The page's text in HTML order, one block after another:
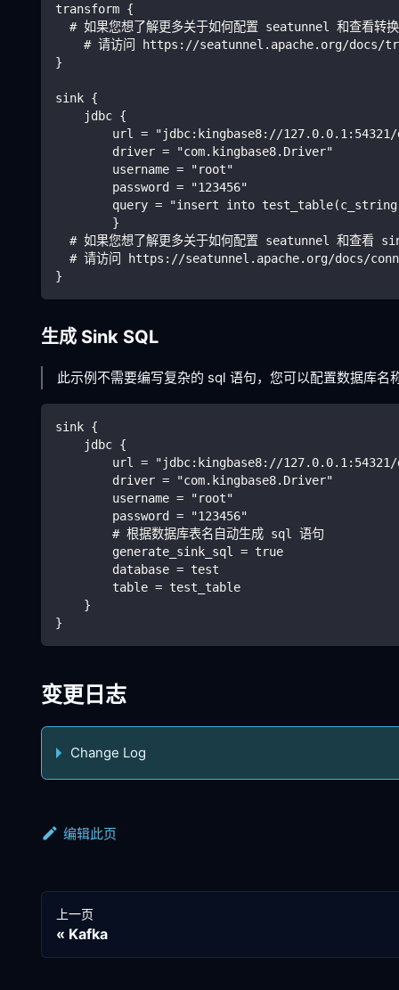
transform {
# 如果您想了解更多关于如何配置 seatunnel 和查看转
# 请访问 https://seatunnel.apache.org/docs/
}
sink {
    jdbc {
url = "jdbc:kingbase8://
        driver = "com.kingbase8.Driver"
        username = "root"
        password = "123456"
query = "insert into
        }
# 如果您想了解更多关于如何配置 seatunnel 和查看
# 请访问 https://seatunnel.apache.org/docs/
}
生成 Sink SQL
此示例不需要编写复杂的 sql 语句，您可以配置数据库名
sink {
    jdbc {
url = "jdbc:kingbase8://
        driver = "com.kingbase8.Driver"
        username = "root"
        password = "123456"
        # 根据数据库表名自动生成 sql 语句
        generate_sink_sql = true
        database = test
        table = test_table
    }
}
变更日志
Change Log
编辑此页
上一页
Kafka